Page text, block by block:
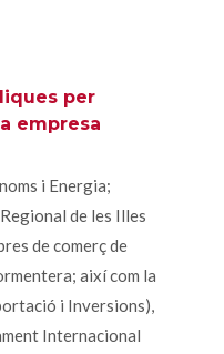
per
empresa
i Energia;
de les Illes
de comerç de
així com la
i Inversions),
Internacional